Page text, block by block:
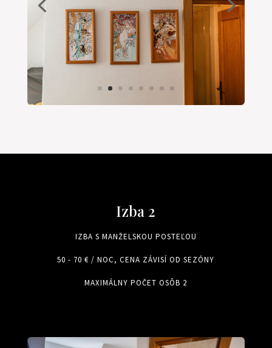
Izba 2
IZBA S MANŽELSKOU POSTEĽOU
50 - 70 € / NOC, CENA ZÁVISÍ OD SEZÓNY
MAXIMÁLNY POČET OSÔB 2